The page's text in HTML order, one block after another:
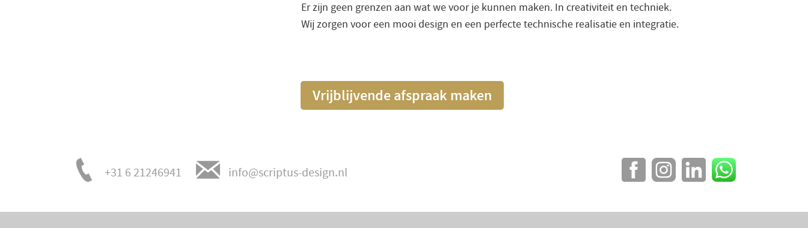
Er zijn geen grenzen aan wat we voor je kunnen maken. In creativiteit en techniek.
Wij zorgen voor een mooi design en een perfecte technische realisatie en integratie.
Vrijblijvende afspraak maken
+31 6 21246941 info@scriptus-design.nl